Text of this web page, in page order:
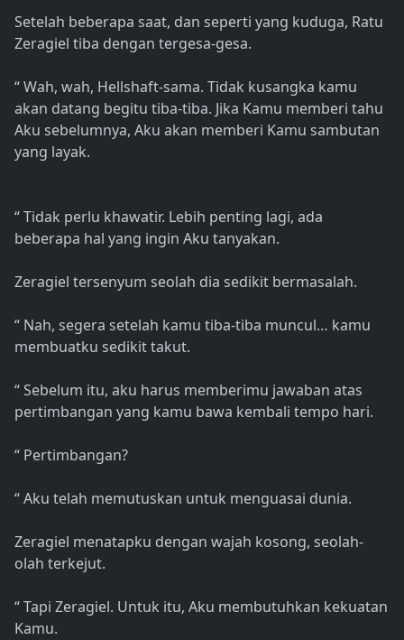
Setelah beberapa saat, dan seperti yang kuduga, Ratu
Zeragiel tiba dengan tergesa-gesa.
“ Wah, wah, Hellshaft-sama. Tidak kusangka kamu
akan datang begitu tiba-tiba. Jika Kamu memberi tahu
Aku sebelumnya, Aku akan memberi Kamu sambutan
yang layak.
“ Tidak perlu khawatir. Lebih penting lagi, ada
beberapa hal yang ingin Aku tanyakan.
Zeragiel tersenyum seolah dia sedikit bermasalah.
“ Nah, segera setelah kamu tiba-tiba muncul… kamu
membuatku sedikit takut.
“ Sebelum itu, aku harus memberimu jawaban atas
pertimbangan yang kamu bawa kembali tempo hari.
“ Pertimbangan?
“ Aku telah memutuskan untuk menguasai dunia.
Zeragiel menatapku dengan wajah kosong, seolah-
olah terkejut.
“ Tapi Zeragiel. Untuk itu, Aku membutuhkan kekuatan
Kamu.